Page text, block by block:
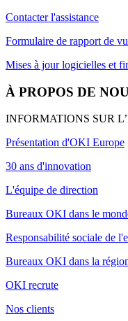
Contacter l'assistance
Formulaire de rapport de
Mises à jour logicielles et
À PROPOS DE
INFORMATIONS SUR
Présentation d'OKI Europe
30 ans d'innovation
L'équipe de direction
Bureaux OKI dans le
Responsabilité sociale de
Bureaux OKI dans la
OKI recrute
Nos clients